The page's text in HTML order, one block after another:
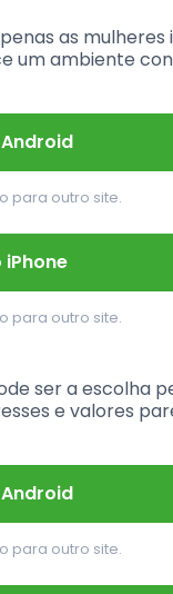
as mulheres
um ambiente
para outro site.
iPhone
para outro site.
ser a escolha
e valores
para outro site.